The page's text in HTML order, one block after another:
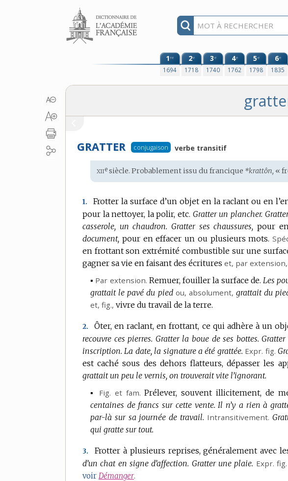
Aller au contenu
1re
1694
2e
1718
3e
1740
4e
1762
5e
1798
6e
1835
GRATTER conjugaison verbe transitif
Étymologie
:
xiie siècle. Probablement issu dufrancique *krattôn, «
1.
Frotter la surface d’un objet en la raclant ou en
pour la nettoyer, la polir, etc. Gratter un plancher.
casserole, un chaudron. Gratter ses chaussures, pour
document, pour en effacer un ou plusieurs mots.
en frottant son extrémité combustible sur une
gagner sa vie en faisant des écritures et, par extension,
▪ Par extension. Remuer, fouiller la surface de. Les
grattait le pavé du pied ou, absolument, grattait du
et, fig., vivre du travail de la terre.
2. Ôter, en raclant, en frottant, ce qui adhère à un
recouvre ces pierres. Gratter la boue de ses bottes.
inscription. La date, la signature a été grattée. Expr. fig.
est caché sous des dehors flatteurs, dépasser les
grattait un peu le vernis, on trouverait vite l’ignorant.
▪ Fig. et fam. Prélever, souvent illicitement, de
centaines de francs sur cette vente. Il n’y a rien à
par-là sur sa journée de travail. Intransitivement.
qui gratte sur tout.
3. Frotter à plusieurs reprises, généralement avec
d’un chat en signe d’affection. Gratter une plaie. Expr. fig.
voir Démanger.